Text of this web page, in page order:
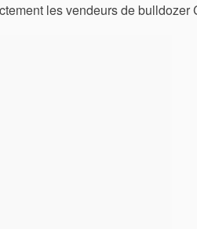
les vendeurs de bulldozer